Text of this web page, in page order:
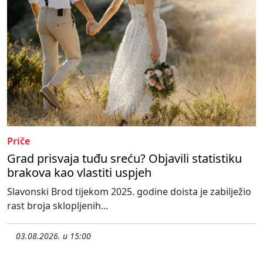
Priče
Grad prisvaja tuđu sreću? Objavili statistiku
brakova kao vlastiti uspjeh
Slavonski Brod tijekom 2025. godine doista je zabilježio
rast broja sklopljenih...
03.08.2026. u 15:00